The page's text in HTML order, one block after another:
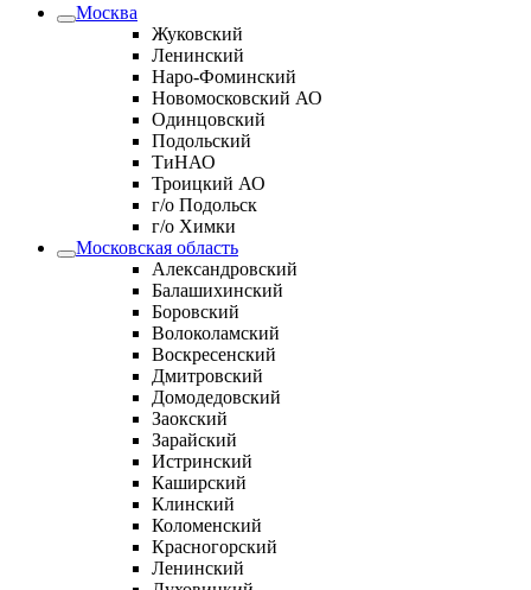
Москва
Жуковский
Ленинский
Наро-Фоминский
Новомосковский АО
Одинцовский
Подольский
ТиНАО
Троицкий АО
г/о Подольск
г/о Химки
Московская область
Александровский
Балашихинский
Боровский
Волоколамский
Воскресенский
Дмитровский
Домодедовский
Заокский
Зарайский
Истринский
Каширский
Клинский
Коломенский
Красногорский
Ленинский